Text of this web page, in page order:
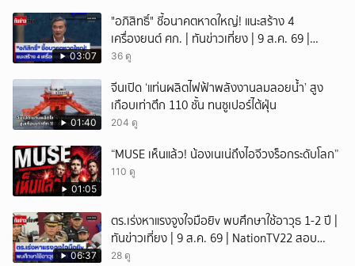
03:07
"อภิสิทธิ์" ชี้อนาคตหาดใหญ่! แนะสร้าง 4
เครื่องยนต์ ศก. | ทันข่าวเที่ยง | 9 ส.ค. 69 |
NationTV22
36 ดู
01:40
จีนเปิด ‘แท่นผลิตไฟฟ้าพลังงานลมลอยน้ำ’ สูง
เกือบเท่าตึก 110 ชั้น ทนซูเปอร์ไต้ฝุ่น
204 ดู
01:05
“MUSE เห็นแล้ว! น้องเนเน่ถึงไอจีวงร็อกระดับโลก”
110 ดู
06:37
ตร.เร่งหาแรงจูงใจมือยิv พบศึกษาใช้อาวุธ 1-2 ปี |
ทันข่าวเที่ยง | 9 ส.ค. 69 | NationTV22 สอบ
พยานแล้ว 17 ปาก เร่งตรวจมือถือและหลักฐานที่
28 ดู